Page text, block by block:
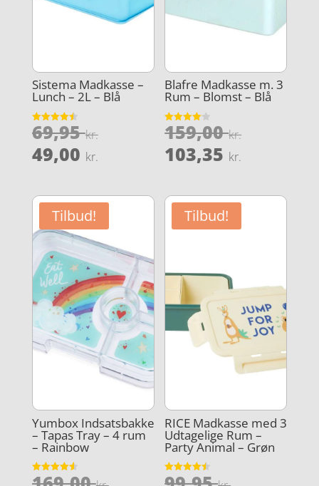
Sistema Madkasse –
Lunch – 2L – Blå
Vurderet
4.5
69,95kr.Den
oprindelige
pris
69,95 kr..
49,00 kr.
pris
er:
49,00 kr..
Blafre Madkasse m. 3
Rum – Blomst – Blå
Vurderet
4.1
159,00kr.Den
159,00
103,35 kr.
pris
er:
103,35
Tilbud!
Yumbox Indsatsbakke
– Tapas Tray – 4 rum
– Rainbow
Vurderet
Tilbud!
RICE Madkasse med 3
Udtagelige Rum –
Party Animal – Grøn
Vurderet